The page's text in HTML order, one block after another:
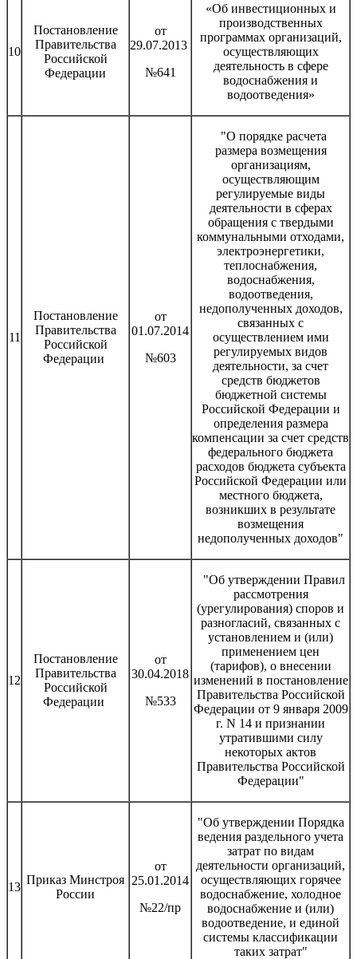
10
Постановление
Правительства
Российской
Федерации
от
29.07.2013
№641
«Об инвестиционных и
производственных
программах организаций,
осуществляющих
деятельность в сфере
водоснабжения и
водоотведения»
11
Постановление
Правительства
Российской
Федерации
от
01.07.2014
№603
"О порядке расчета
размера возмещения
организациям,
осуществляющим
регулируемые виды
деятельности в сферах
обращения с твердыми
коммунальными отходами,
электроэнергетики,
теплоснабжения,
водоснабжения,
водоотведения,
недополученных доходов,
связанных с
осуществлением ими
регулируемых видов
деятельности, за счет
средств бюджетов
бюджетной системы
Российской Федерации и
определения размера
компенсации за счет средств
федерального бюджета
расходов бюджета субъекта
Российской Федерации или
местного бюджета,
возникших в результате
возмещения
недополученных доходов"
12
Постановление
Правительства
Российской
Федерации
от
30.04.2018
№533
"Об утверждении Правил
рассмотрения
(урегулирования) споров и
разногласий, связанных с
установлением и (или)
применением цен
(тарифов), о внесении
изменений в постановление
Правительства Российской
Федерации от 9 января 2009
г. N 14 и признании
утратившими силу
некоторых актов
Правительства Российской
Федерации"
13
Приказ Минстроя
России
от
25.01.2014
№22/пр
"Об утверждении Порядка
ведения раздельного учета
затрат по видам
деятельности организаций,
осуществляющих горячее
водоснабжение, холодное
водоснабжение и (или)
водоотведение, и единой
системы классификации
таких затрат"